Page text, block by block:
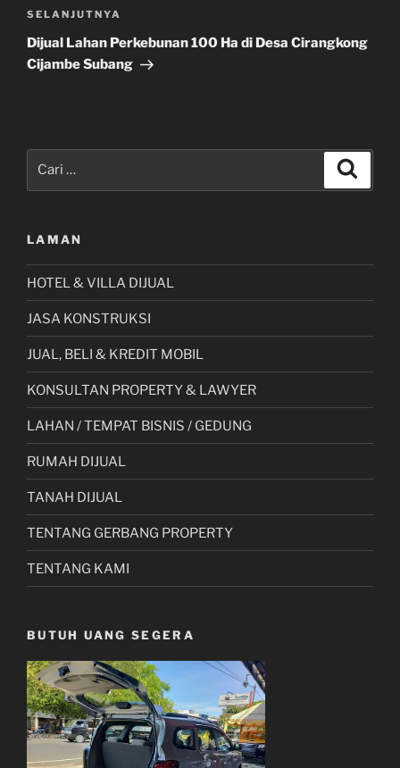
Pos
Selanjutnya
SELANJUTNYA
Dijual Lahan Perkebunan 100 Ha di Desa Cirangkong
Cijambe Subang
LAMAN
HOTEL & VILLA DIJUAL
JASA KONSTRUKSI
JUAL, BELI & KREDIT MOBIL
KONSULTAN PROPERTY & LAWYER
LAHAN / TEMPAT BISNIS / GEDUNG
RUMAH DIJUAL
TANAH DIJUAL
TENTANG GERBANG PROPERTY
TENTANG KAMI
BUTUH UANG SEGERA